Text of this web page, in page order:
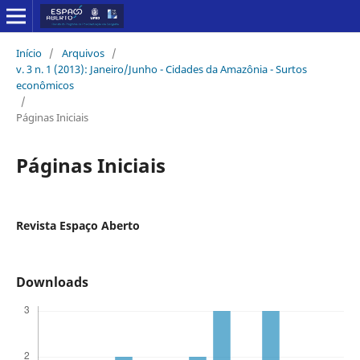
Início / Arquivos /
v. 3 n. 1 (2013): Janeiro/Junho - Cidades da Amazônia - Surtos
econômicos
/
Páginas Iniciais
Páginas Iniciais
Revista Espaço Aberto
Downloads